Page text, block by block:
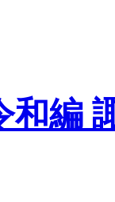
和編